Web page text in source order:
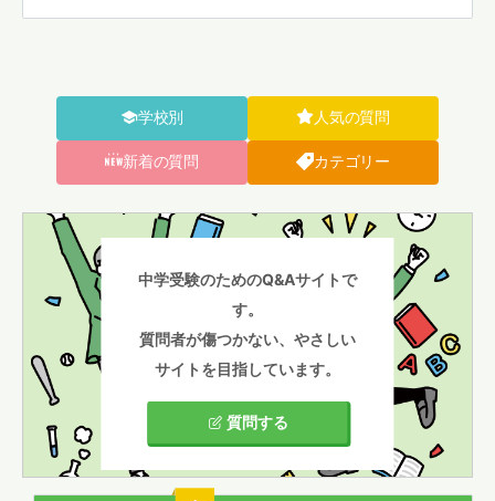
学校別 人気の質問
新着の質問 カテゴリー
中学受験のためのQ&Aサイトで
す。
質問者が傷つかない、やさしい
サイトを目指しています。
質問する